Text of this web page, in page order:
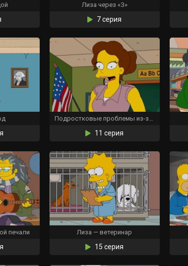
Лиза через «З»
7 серия
11 серия
печали Лиза — ветеринар
15 серия